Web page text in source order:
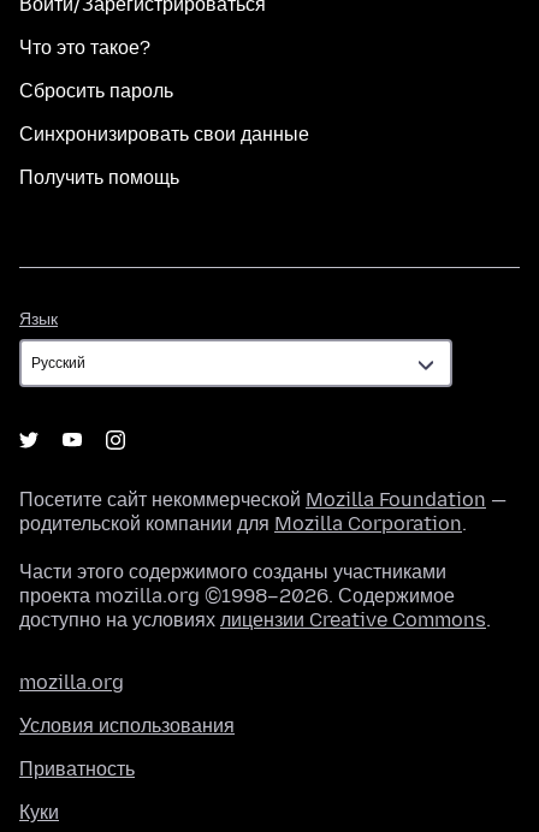
Войти/Зарегистрироваться
Что это такое?
Сбросить пароль
Синхронизировать свои данные
Получить помощь
Язык
Посетите сайт некоммерческой Mozilla Foundation —
родительской компании для Mozilla Corporation.
Части этого содержимого созданы участниками
проекта mozilla.org ©1998–2026. Содержимое
доступно на условиях лицензии Creative Commons.
mozilla.org
Условия использования
Приватность
Куки